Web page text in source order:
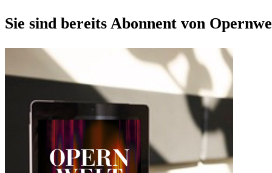
Sie sind bereits Abonnent von